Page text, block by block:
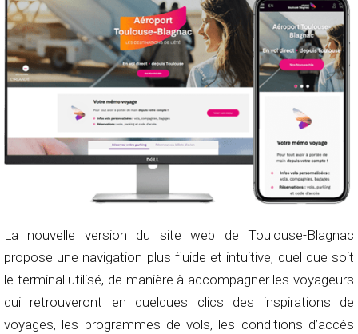
La nouvelle version du site web de Toulouse-Blagnac
propose une navigation plus fluide et intuitive, quel que soit
le terminal utilisé, de manière à accompagner les voyageurs
qui retrouveront en quelques clics des inspirations de
voyages, les programmes de vols, les conditions d’accès